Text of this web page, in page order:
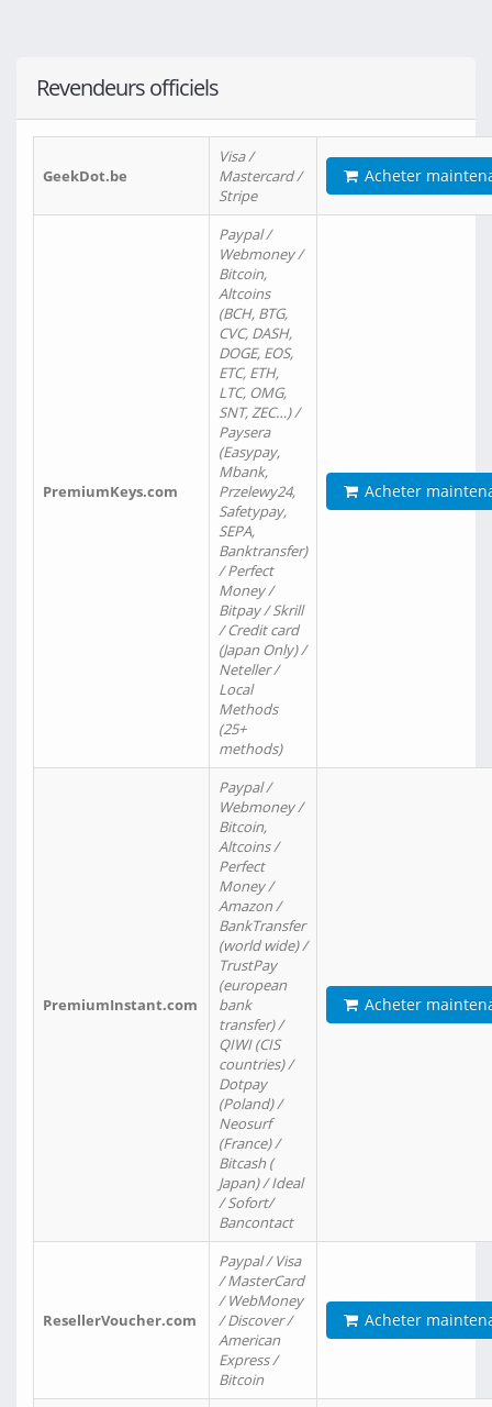
Revendeurs officiels
GeekDot.be
Visa /
Mastercard /
Stripe
Acheter
PremiumKeys.com
Paypal /
Webmoney /
Bitcoin,
Altcoins
(BCH, BTG,
CVC, DASH,
DOGE, EOS,
ETC, ETH,
LTC, OMG,
SNT, ZEC…) /
Paysera
(Easypay,
Mbank,
Przelewy24,
Safetypay,
SEPA,
Banktransfer)
/ Perfect
Money /
Bitpay / Skrill
/ Credit card
(Japan Only) /
Neteller /
Local
Methods
(25+
methods)
Acheter
PremiumInstant.com
Paypal /
Webmoney /
Bitcoin,
Altcoins /
Perfect
Money /
Amazon /
BankTransfer
(world wide) /
TrustPay
(european
bank
transfer) /
QIWI (CIS
countries) /
Dotpay
(Poland) /
Neosurf
(France) /
Bitcash (
Japan) / Ideal
/ Sofort/
Bancontact
Acheter
ResellerVoucher.com
Paypal / Visa
/ MasterCard
/ WebMoney
/ Discover /
American
Express /
Bitcoin
Acheter